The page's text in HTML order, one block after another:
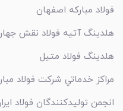
فولاد مبارکه اصفهان
هلدینگ آتیه فولاد نقش
هلدینگ فولاد متیل
مراکز خدماتي شرکت فولاد
انجمن تولیدکنندگان فولاد